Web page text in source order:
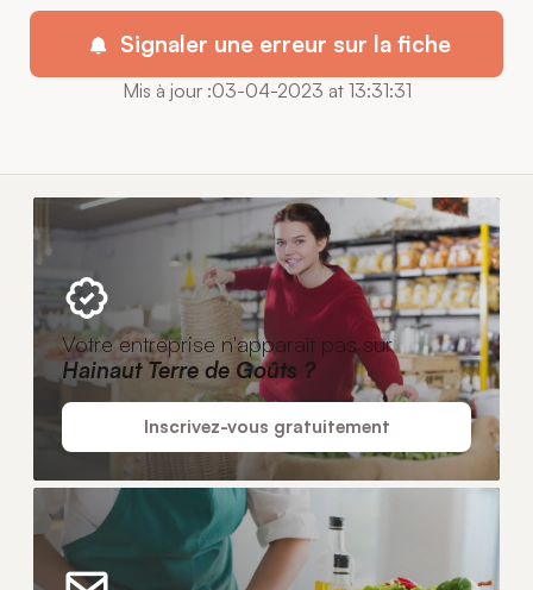
Signaler une erreur sur la fiche
Mis à jour :03-04-2023 at 13:31:31
Votre entreprise n'apparaît pas sur
Hainaut Terre de Goûts ?
Inscrivez-vous gratuitement